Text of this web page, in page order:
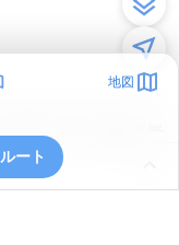
地図
ルート